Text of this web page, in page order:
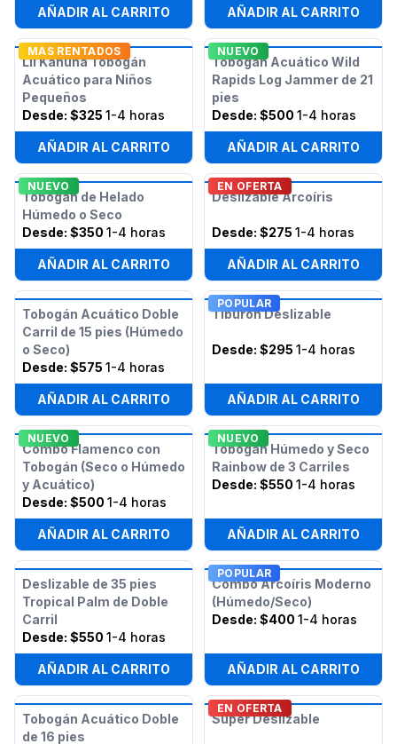
AÑADIR AL CARRITO AÑADIR AL CARRITO
MAS RENTADOS
Lil Kahuna Tobogán
Acuático para Niños
Pequeños
Desde: $325 1-4 horas
AÑADIR AL CARRITO
NUEVO
Tobogán Acuático Wild
Rapids Log Jammer de 21
pies
Desde: $500 1-4 horas
AÑADIR AL CARRITO
NUEVO
Tobogán de Helado
Húmedo o Seco
Desde: $350 1-4 horas
AÑADIR AL CARRITO
EN OFERTA
Deslizable Arcoíris
Desde: $275 1-4 horas
AÑADIR AL CARRITO
Tobogán Acuático Doble
Carril de 15 pies (Húmedo
o Seco)
Desde: $575 1-4 horas
AÑADIR AL CARRITO
POPULAR
Tiburón Deslizable
Desde: $295 1-4 horas
AÑADIR AL CARRITO
NUEVO
Combo Flamenco con
Tobogán (Seco o Húmedo
y Acuático)
Desde: $500 1-4 horas
AÑADIR AL CARRITO
NUEVO
Tobogán Húmedo y Seco
Rainbow de 3 Carriles
Desde: $550 1-4 horas
AÑADIR AL CARRITO
Deslizable de 35 pies
Tropical Palm de Doble
Carril
Desde: $550 1-4 horas
AÑADIR AL CARRITO
POPULAR
Combo Arcoíris Moderno
(Húmedo/Seco)
Desde: $400 1-4 horas
AÑADIR AL CARRITO
Tobogán Acuático Doble
de 16 pies
EN OFERTA
Super Deslizable